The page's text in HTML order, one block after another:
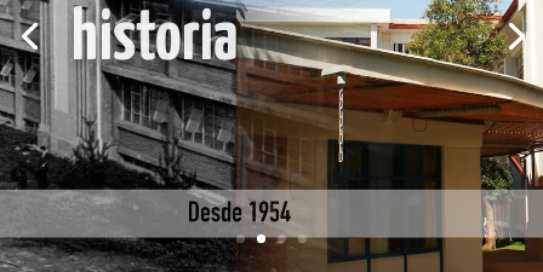
historia